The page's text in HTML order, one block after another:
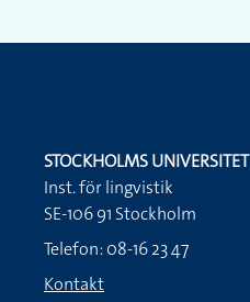
STOCKHOLMS UNIVERSITET
Inst. för lingvistik
SE-106 91 Stockholm
Telefon: 08-16 23 47
Kontakt